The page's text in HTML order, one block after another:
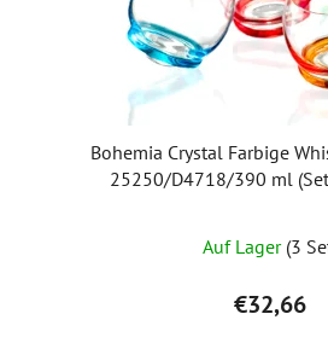
Bohemia Crystal Farbige
25250/D4718/390 ml
ist
Auf Lager (3
€32,66